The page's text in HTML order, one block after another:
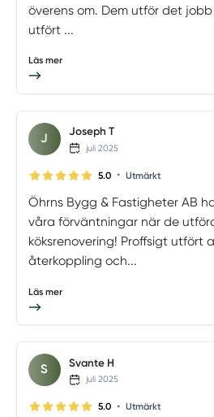
överens om. Dem utför det
utfört ...
Läs mer
J Joseph T
juli 2025
5.0 • Utmärkt
Öhrns Bygg & Fastigheter AB
våra förväntningar när de
köksrenovering! Proffsigt utfört
återkoppling och...
Läs mer
S Svante H
juli 2025
5.0 • Utmärkt